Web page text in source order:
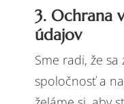
3. Ochrana
údajov
Sme radi, že
spoločnosť a